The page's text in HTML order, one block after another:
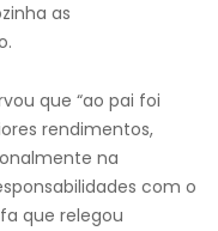
as
que “ao pai foi
rendimentos,
na
com o
que relegou